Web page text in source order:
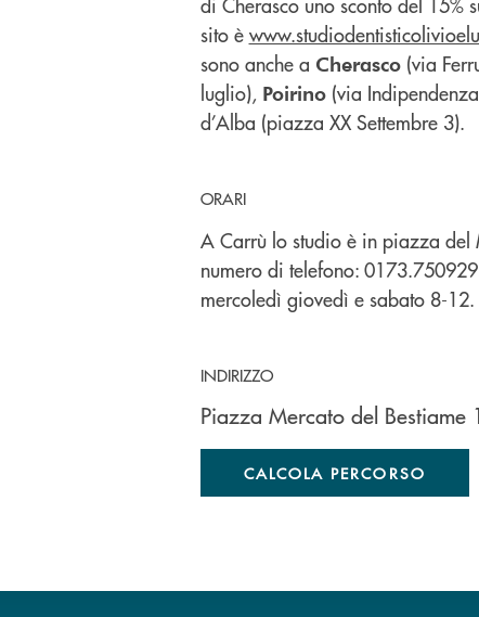
sito è
sono anche a Cherasco(via
luglio), Poirino(via
d’Alba (piazza XX Settembre 3).
ORARI
A Carrù lo studio è in piazza del
numero di telefono:
mercoledì giovedì e sabato 8-12.
INDIRIZZO
Piazza Mercato del Bestiame
CALCOLA PERCORSO